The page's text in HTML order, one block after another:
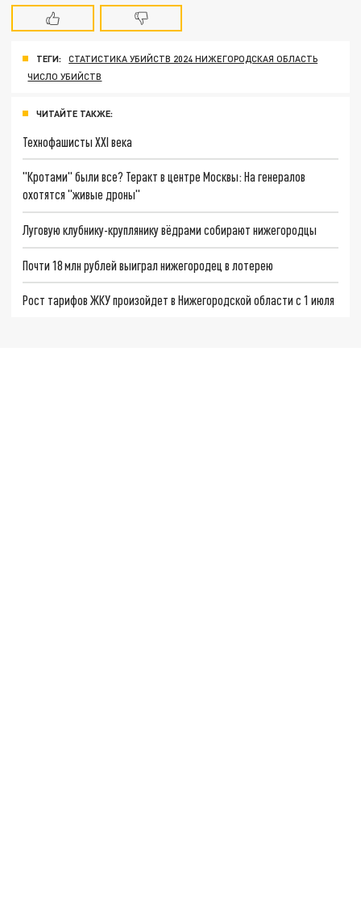
ТЕГИ:
СТАТИСТИКА УБИЙСТВ 2024 НИЖЕГОРОДСКАЯ ОБЛАСТЬ
ЧИСЛО УБИЙСТВ
ЧИТАЙТЕ ТАКЖЕ:
Технофашисты XXI века
"Кротами" были все? Теракт в центре Москвы: На генералов
охотятся "живые дроны"
Луговую клубнику-круплянику вёдрами собирают нижегородцы
Почти 18 млн рублей выиграл нижегородец в лотерею
Рост тарифов ЖКУ произойдет в Нижегородской области с 1 июля